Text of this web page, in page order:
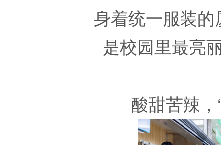
身着统一服装
是校园里最亮
酸甜苦辣，